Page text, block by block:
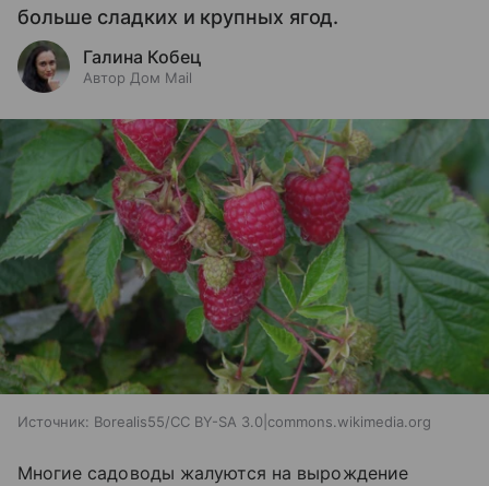
больше сладких и крупных ягод.
Галина Кобец
Автор Дом Mail
Источник: Borealis55/CC BY-SA 3.0|commons.wikimedia.org
Многие садоводы жалуются на вырождение